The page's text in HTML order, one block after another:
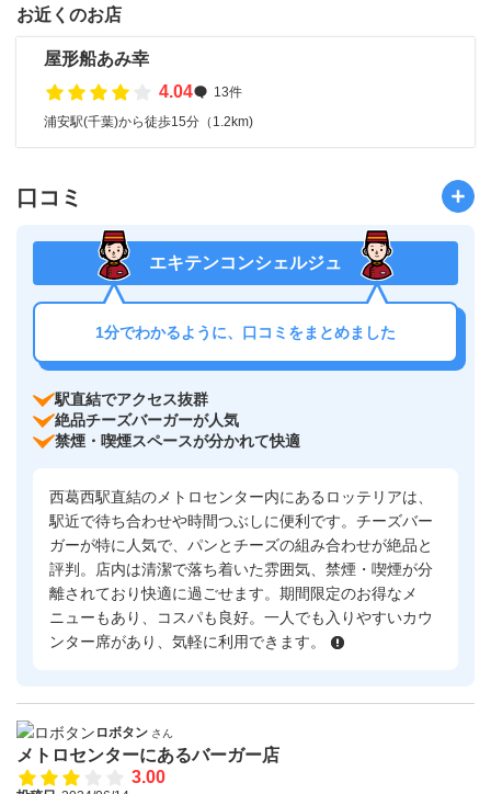
お近くのお店
屋形船あみ幸
4.04
13件
浦安駅(千葉)から徒歩15分（1.2km)
口コミ
エキテンコンシェルジュ
1分でわかるように、口コミをまとめました
駅直結でアクセス抜群
絶品チーズバーガーが人気
禁煙・喫煙スペースが分かれて快適
西葛西駅直結のメトロセンター内にあるロッテリアは、
駅近で待ち合わせや時間つぶしに便利です。チーズバー
ガーが特に人気で、パンとチーズの組み合わせが絶品と
評判。店内は清潔で落ち着いた雰囲気、禁煙・喫煙が分
離されており快適に過ごせます。期間限定のお得なメ
ニューもあり、コスパも良好。一人でも入りやすいカウ
ンター席があり、気軽に利用できます。
ロボタン さん
メトロセンターにあるバーガー店
3.00